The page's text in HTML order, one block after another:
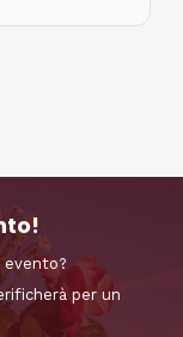
evento?
per un